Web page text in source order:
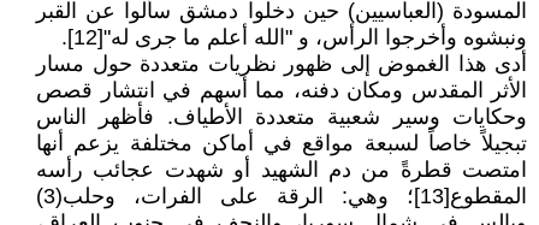
المسودة (العباسيين) حين دخلوا دمشق سألوا عن القبر
ونبشوه وأخرجوا الرأس، و "الله أعلم ما جرى له"[12].
أدى هذا الغموض إلى ظهور نظريات متعددة حول مسار
الأثر المقدس ومكان دفنه، مما أسهم في انتشار قصص
وحكايات وسير شعبية متعددة الأطياف. فأظهر الناس
تبجيلاً خاصاً لسبعة مواقع في أماكن مختلفة يزعم أنها
امتصت قطرةً من دم الشهيد أو شهدت عجائب رأسه
المقطوع[13]؛ وهي: الرقة على الفرات، وحلب(3)